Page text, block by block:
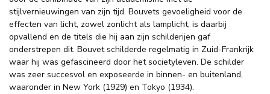
stijlvernieuwingen van zijn tijd. Bouvets gevoeligheid voor de
effecten van licht, zowel zonlicht als lamplicht, is daarbij
opvallend en de titels die hij aan zijn schilderijen gaf
onderstrepen dit. Bouvet schilderde regelmatig in Zuid-Frankrijk
waar hij was gefascineerd door het societyleven. De schilder
was zeer succesvol en exposeerde in binnen- en buitenland,
waaronder in New York (1929) en Tokyo (1934).